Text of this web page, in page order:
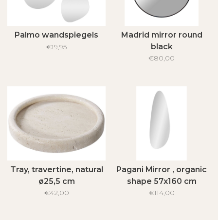
Palmo wandspiegels
€19,95
Madrid mirror round
black
€80,00
Tray, travertine, natural
ø25,5 cm
€42,00
Pagani Mirror , organic
shape 57x160 cm
€114,00